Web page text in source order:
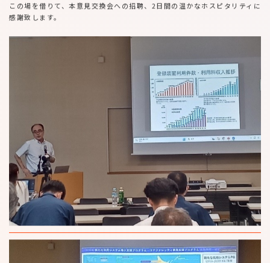
この場を借りて、本意見交換会への招聘、2日間の温かなホスピタリティに
感謝致します。